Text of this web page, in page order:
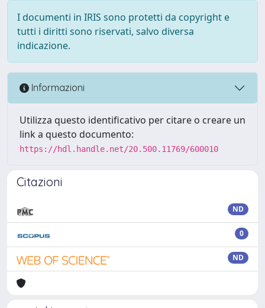
I documenti in IRIS sono protetti da copyright e
tutti i diritti sono riservati, salvo diversa
indicazione.
Informazioni
Utilizza questo identificativo per citare o creare un
link a questo documento:
https://hdl.handle.net/20.500.11769/600010
Citazioni
ND
0
ND